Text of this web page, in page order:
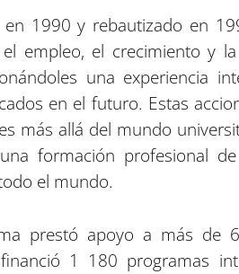
en 1990 y rebautizado en
empleo, el crecimiento y
una experiencia
en el futuro. Estas
más allá del mundo
formación profesional
el mundo.
prestó apoyo a más de
1 180 programas